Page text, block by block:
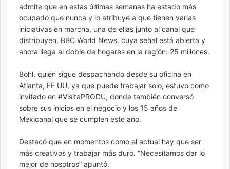
admite que en estas últimas semanas ha estado más
ocupado que nunca y lo atribuye a que tienen varias
iniciativas en marcha, una de ellas junto al canal que
distribuyen, BBC World News, cuya señal está abierta y
ahora llega al doble de hogares en la región: 25 millones.
Bohl, quien sigue despachando desde su oficina en
Atlanta, EE UU, ya que puede trabajar solo, estuvo como
invitado en #VisitaPRODU, donde también conversó
sobre sus inicios en el negocio y los 15 años de
Mexicanal que se cumplen este año.
Destacó que en momentos como el actual hay que ser
más creativos y trabajar más duro. “Necesitamos dar lo
mejor de nosotros” apuntó.